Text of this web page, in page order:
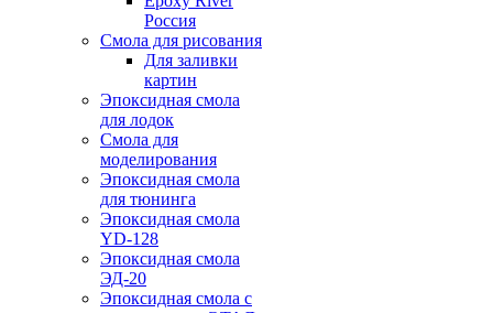
Россия
Смола для рисования
Для заливки
картин
Эпоксидная смола
для лодок
Смола для
моделирования
Эпоксидная смола
для тюнинга
Эпоксидная смола
YD-128
Эпоксидная смола
ЭД-20
Эпоксидная смола с